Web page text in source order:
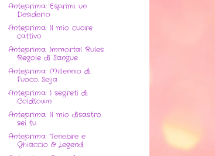
Anteprima: Esprimi un
Desiderio
Anteprima: Il mio cuore
cattivo
Anteprima: Immortal Rules.
Regole di Sangue
Anteprima: Millennio di
Fuoco. Seija
Anteprima: I segreti di
Coldtown
Anteprima: Il mio disastro
sei tu
Anteprima: Tenebre e
Ghiaccio & Legend